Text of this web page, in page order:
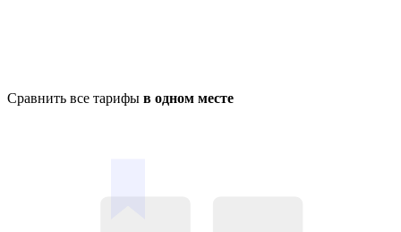
Сравнить все тарифы в одном месте